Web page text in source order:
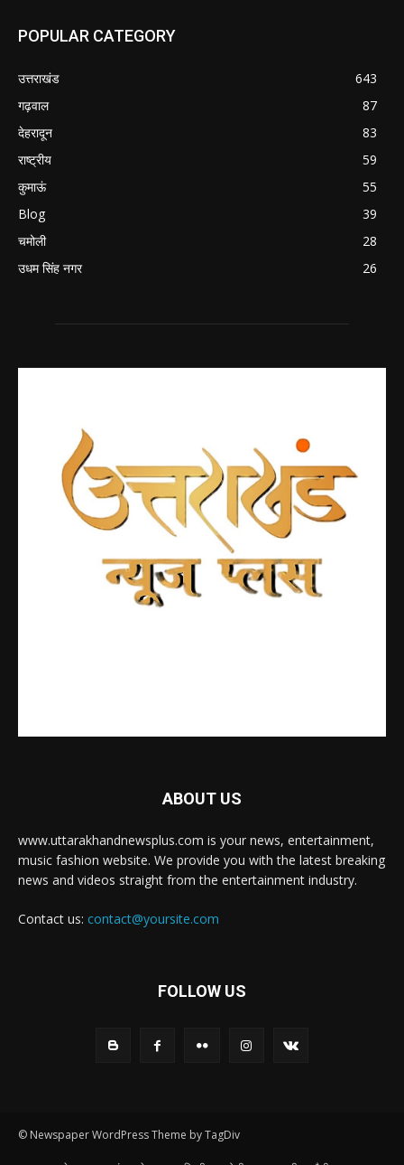
POPULAR CATEGORY
उत्तराखंड
643
गढ़वाल
87
देहरादून
83
राष्ट्रीय
59
कुमाऊं
55
Blog
39
चमोली
28
उधम सिंह नगर
26
ABOUT US
www.uttarakhandnewsplus.com is your news, entertainment,
music fashion website. We provide you with the latest breaking
news and videos straight from the entertainment industry.
Contact us: contact@yoursite.com
FOLLOW US
© Newspaper WordPress Theme by TagDiv